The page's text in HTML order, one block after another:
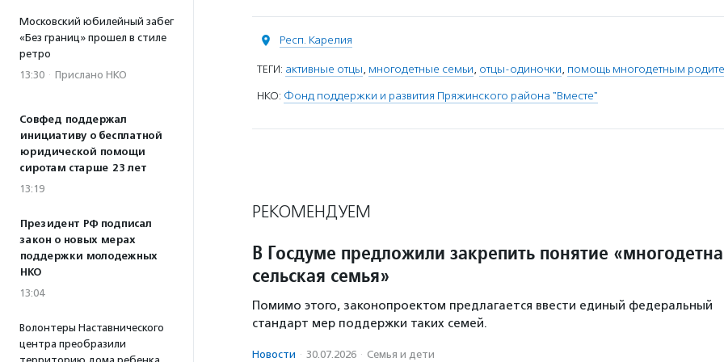
Московский юбилейный забег
«Без границ» прошел в стиле
ретро
13:30 · Прислано НКО
Совфед поддержал
инициативу о бесплатной
юридической помощи
сиротам старше 23 лет
13:19
Президент РФ подписал
закон о новых мерах
поддержки молодежных
НКО
13:04
Волонтеры Наставнического
центра преобразили
Респ. Карелия
ТЕГИ: активные отцы, многодетные семьи, отцы-одиночки, помощь многодетным
НКО: Фонд поддержки и развития Пряжинского района "Вместе"
РЕКОМЕНДУЕМ
В Госдуме предложили закрепить понятие
сельская семья»
Помимо этого, законопроектом предлагается ввести единый федеральный
стандарт мер поддержки таких семей.
Новости · 30.07.2026 · Семья и дети